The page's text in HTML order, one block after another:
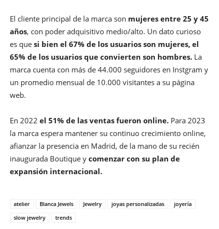
El cliente principal de la marca son mujeres entre 25 y 45
años, con poder adquisitivo medio/alto. Un dato curioso
es que si bien el 67% de los usuarios son mujeres, el
65% de los usuarios que convierten son hombres. La
marca cuenta con más de 44.000 seguidores en Instgram y
un promedio mensual de 10.000 visitantes a su página
web.
En 2022 el 51% de las ventas fueron online. Para 2023
la marca espera mantener su continuo crecimiento online,
afianzar la presencia en Madrid, de la mano de su recién
inaugurada Boutique y comenzar con su plan de
expansión internacional.
atelier Blanca Jewels Jewelry joyas personalizadas
joyería
slow jewelry
trends